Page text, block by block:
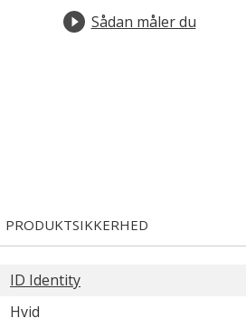
Sådan måler du
PRODUKTSIKKERHED
ID Identity
Hvid